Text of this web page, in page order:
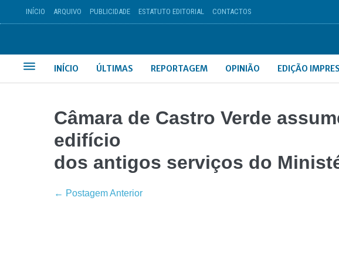
INÍCIO ARQUIVO PUBLICIDADE ESTATUTO EDITORIAL CONTACTOS
INÍCIO ÚLTIMAS REPORTAGEM OPINIÃO EDIÇÃO
Câmara de Castro Verde
edifício
dos antigos serviços do
← Postagem Anterior